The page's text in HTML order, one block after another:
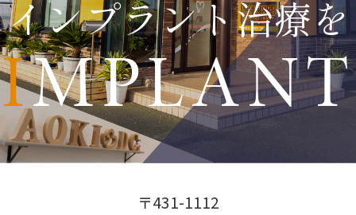
インプラント治療を
IMPLANT
〒431-1112